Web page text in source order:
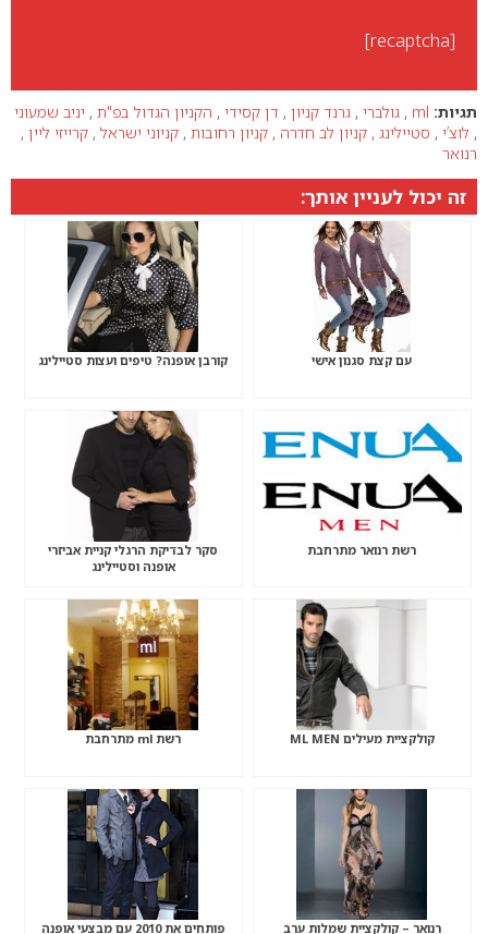
[recaptcha]
תגיות: ml
, גולברי , גרנד קניון , דן קסידי , הקניון הגדול בפ"ת , יניב שמעוני
, לוצ’י , סטיילינג , קניון לב חדרה , קניון רחובות , קניוני ישראל , קרייזי ליין ,
רנואר
זה יכול לעניין אותך:
עם קצת סגנון אישי קורבן אופנה? טיפים ועצות סטיילינג
רשת רנואר מתרחבת
סקר לבדיקת הרגלי קניית אביזרי
אופנה וסטיילינג
קולקציית מעילים ML MEN רשת ml מתרחבת
רנואר – קולקציית שמלות ערב פותחים את 2010 עם מבצעי אופנה